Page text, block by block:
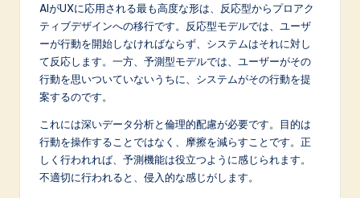
AIがUXに応用される最も高度な形は、反応型からプロアク
ティブデザインへの移行です。反応型モデルでは、ユーザ
ーが行動を開始しなければならず、システムはそれに対し
て反応します。一方、予測型モデルでは、ユーザーがその
行動を思いついていないうちに、システムがその行動を提
案するのです。
これには深いデータ分析と倫理的配慮が必要です。目的は
行動を操作することではなく、摩擦を減らすことです。正
しく行われれば、予測機能は役立つように感じられます。
不適切に行われると、侵入的な感じがします。